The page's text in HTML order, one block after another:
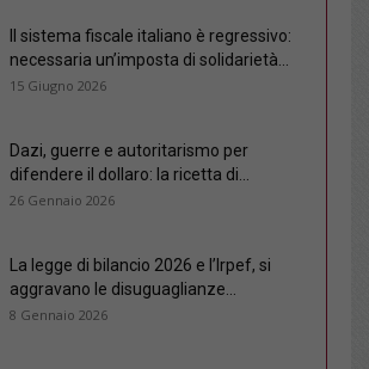
Il sistema fiscale italiano è regressivo:
necessaria un’imposta di solidarietà...
15 Giugno 2026
Dazi, guerre e autoritarismo per
difendere il dollaro: la ricetta di...
26 Gennaio 2026
La legge di bilancio 2026 e l’Irpef, si
aggravano le disuguaglianze...
8 Gennaio 2026